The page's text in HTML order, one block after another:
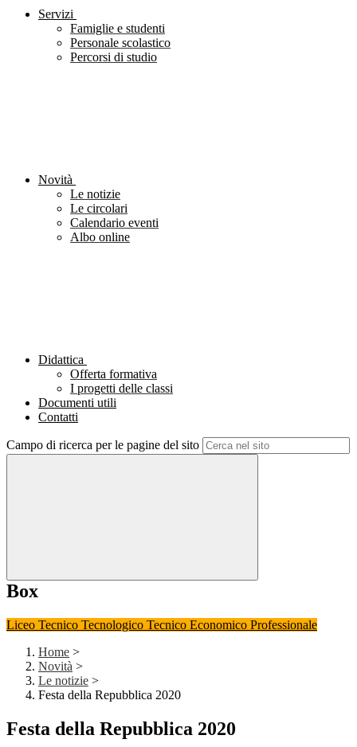
Servizi
Famiglie e studenti
Personale scolastico
Percorsi di studio
Novità
Le notizie
Le circolari
Calendario eventi
Albo online
Didattica
Offerta formativa
I progetti delle classi
Documenti utili
Contatti
Campo di ricerca per le pagine del sito
Box
Liceo Tecnico Tecnologico Tecnico Economico Professionale
Home >
Novità >
Le notizie >
Festa della Repubblica 2020
Festa della Repubblica 2020